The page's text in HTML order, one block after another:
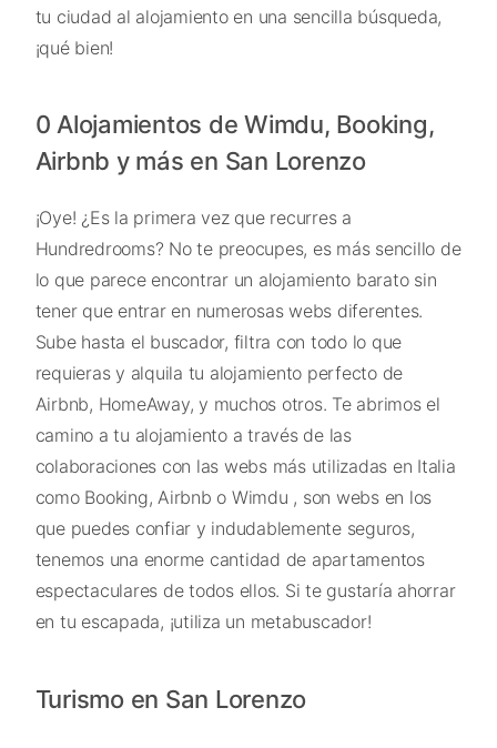
tu ciudad al alojamiento en una sencilla búsqueda,
¡qué bien!
0 Alojamientos de Wimdu, Booking,
Airbnb y más en San Lorenzo
¡Oye! ¿Es la primera vez que recurres a
Hundredrooms? No te preocupes, es más sencillo de
lo que parece encontrar un alojamiento barato sin
tener que entrar en numerosas webs diferentes.
Sube hasta el buscador, filtra con todo lo que
requieras y alquila tu alojamiento perfecto de
Airbnb, HomeAway, y muchos otros. Te abrimos el
camino a tu alojamiento a través de las
colaboraciones con las webs más utilizadas en Italia
como Booking, Airbnb o Wimdu , son webs en los
que puedes confiar y indudablemente seguros,
tenemos una enorme cantidad de apartamentos
espectaculares de todos ellos. Si te gustaría ahorrar
en tu escapada, ¡utiliza un metabuscador!
Turismo en San Lorenzo